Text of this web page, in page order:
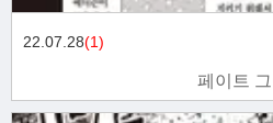
페이트
22.07.28(1)